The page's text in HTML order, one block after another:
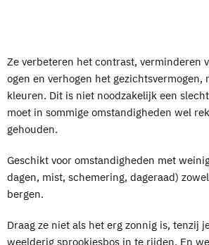
Ze verbeteren het contrast, verminderen
ogen en verhogen het gezichtsvermogen,
kleuren. Dit is niet noodzakelijk een
moet in sommige omstandigheden wel
gehouden.
Geschikt voor omstandigheden met
dagen, mist, schemering, dageraad)
bergen.
Draag ze niet als het erg zonnig is, tenzij
weelderig sprookjesbos in te rijden. En